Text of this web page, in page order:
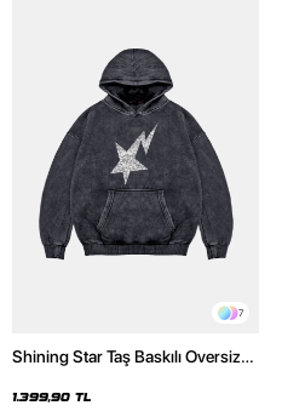
7
Shining Star Taş Baskılı Oversize
Hoodie
1.399,90 TL